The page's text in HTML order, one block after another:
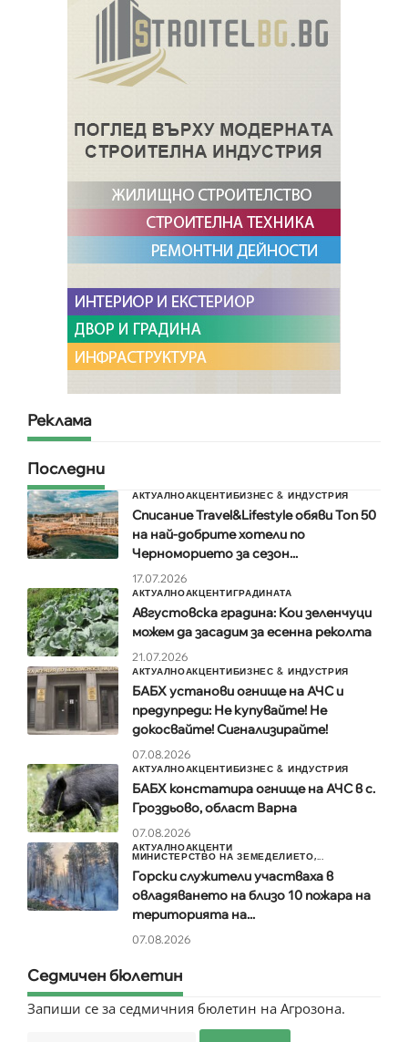
Реклама
Последни
АКТУАЛНОАКЦЕНТИБИЗНЕС & ИНДУСТРИЯ
Списание Travel&Lifestyle обяви Топ 50
на най-добрите хотели по
Черноморието за сезон...
17.07.2026
АКТУАЛНОАКЦЕНТИГРАДИНАТА
Августовска градина: Кои зеленчуци
можем да засадим за есенна реколта
21.07.2026
АКТУАЛНОАКЦЕНТИБИЗНЕС & ИНДУСТРИЯ
БАБХ установи огнище на АЧС и
предупреди: Не купувайте! Не
докосвайте! Сигнализирайте!
07.08.2026
АКТУАЛНОАКЦЕНТИБИЗНЕС & ИНДУСТРИЯ
БАБХ констатира огнище на АЧС в с.
Гроздьово, област Варна
07.08.2026
АКТУАЛНОАКЦЕНТИ
МИНИСТЕРСТВО НА ЗЕМЕДЕЛИЕТО,...
Горски служители участваха в
овладяването на близо 10 пожара на
територията на...
07.08.2026
Седмичен бюлетин
Запиши се за седмичния бюлетин на Агрозона.